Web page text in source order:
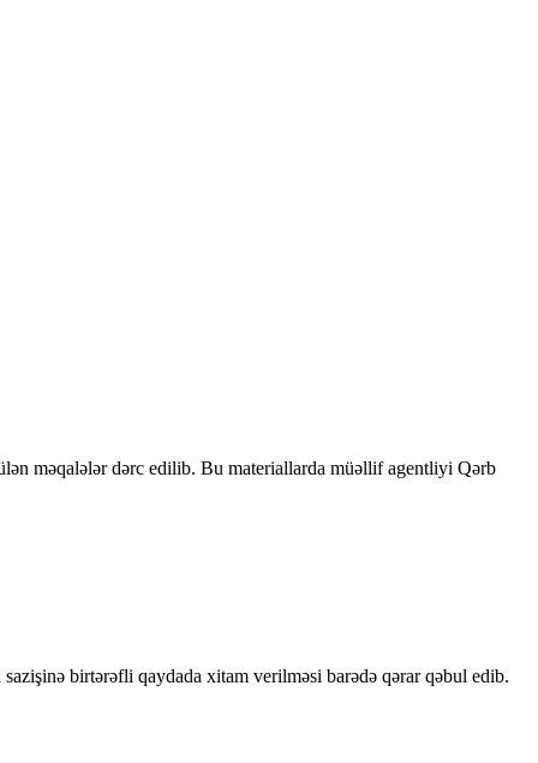
məqalələr dərc edilib. Bu materiallarda müəllif agentliyi Qərb
birtərəfli qaydada xitam verilməsi barədə qərar qəbul edib.